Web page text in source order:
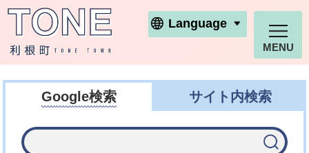
利根町ホームページ
Language
MENU
Google検索 サイト内検索